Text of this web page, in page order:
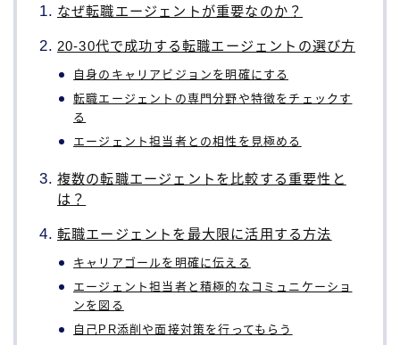
なぜ転職エージェントが重要なのか？
20-30代で成功する転職エージェントの選び方
自身のキャリアビジョンを明確にする
転職エージェントの専門分野や特徴をチェックす
る
エージェント担当者との相性を見極める
複数の転職エージェントを比較する重要性と
は？
転職エージェントを最大限に活用する方法
キャリアゴールを明確に伝える
エージェント担当者と積極的なコミュニケーショ
ンを図る
自己PR添削や面接対策を行ってもらう